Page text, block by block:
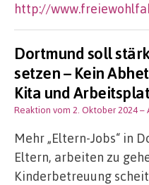
http://
Dortmund soll
setzen – Kein
Kita und
Reaktion vom 2. Oktober 2024–
Mehr „Eltern-Jobs“ in
Eltern, arbeiten zu
Kinderbetreuung